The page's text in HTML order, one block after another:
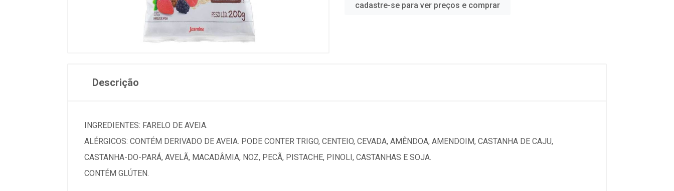
cadastre-se para ver preços e comprar
Descrição
INGREDIENTES: FARELO DE AVEIA.
ALÉRGICOS: CONTÉM DERIVADO DE AVEIA. PODE CONTER TRIGO, CENTEIO, CEVADA, AMÊNDOA, AMENDOIM, CASTANHA DE CAJU,
CASTANHA-DO-PARÁ, AVELÃ, MACADÂMIA, NOZ, PECÃ, PISTACHE, PINOLI, CASTANHAS E SOJA.
CONTÉM GLÚTEN.